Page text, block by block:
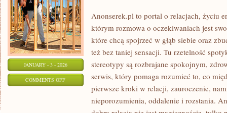
JANUARY - 3 - 2026
COMMENTS OFFON
Anonserek.pl to portal o relacjach, życiu
którym rozmowa o oczekiwaniach jest
które chcą spojrzeć w głąb siebie oraz
też bez taniej sensacji. Tu rzetelność
stereotypy są rozbrajane spokojnym,
serwis, który pomaga rozumieć to, co
pierwsze kroki w relacji, zauroczenie,
nieporozumienia, oddalenie i rozstania.